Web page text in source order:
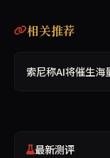
相关推荐
索尼称AI将催生海
最新测评